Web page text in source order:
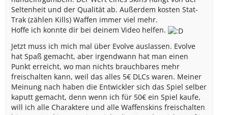
Seltenheit und der Qualität ab. Außerdem kosten Stat-
Trak (zählen Kills) Waffen immer viel mehr.
Hoffe ich konnte dir bei deinem Video helfen.
Jetzt muss ich mich mal über Evolve auslassen. Evolve
hat Spaß gemacht, aber irgendwann hat man einen
Punkt erreicht, wo man nichts brauchbares mehr
freischalten kann, weil das alles 5€ DLCs waren. Meiner
Meinung nach haben die Entwickler sich das Spiel selber
kaputt gemacht, denn wenn ich für 50€ ein Spiel kaufe,
will ich alle Charaktere und alle Waffenskins freischalten